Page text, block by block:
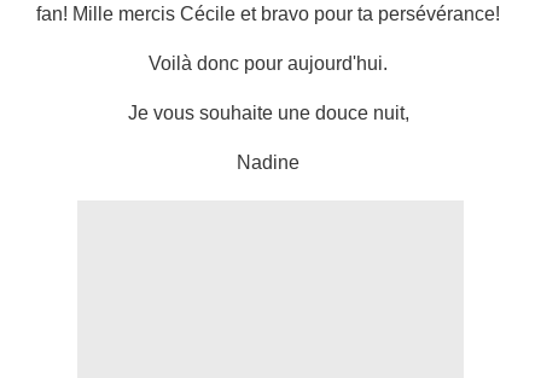
fan! Mille mercis Cécile et bravo pour ta persévérance!
Voilà donc pour aujourd'hui.
Je vous souhaite une douce nuit,
Nadine